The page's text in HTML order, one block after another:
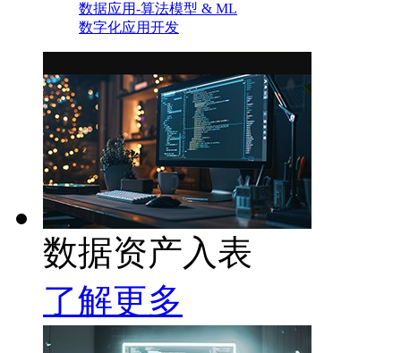
数据应用-算法模型 & ML
数字化应用开发
数据资产入表
了解更多